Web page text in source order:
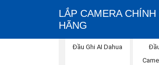
LẮP CAMERA CHÍNH
HÃNG
Đầu Ghi AI Dahua